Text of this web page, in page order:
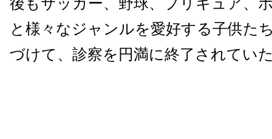
と様々なジャンルを愛好する子供た
づけて、診察を円満に終了されてい